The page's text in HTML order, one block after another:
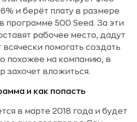
и берёт плату в размере
программе 500 Seed. За эти
рабочее место, дадут
помогать создать
похожее на компанию, в
захочет вложиться.
и как попасть
в марте 2018 года и будет